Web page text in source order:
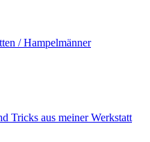
/ Hampelmänner
Tricks aus meiner Werkstatt